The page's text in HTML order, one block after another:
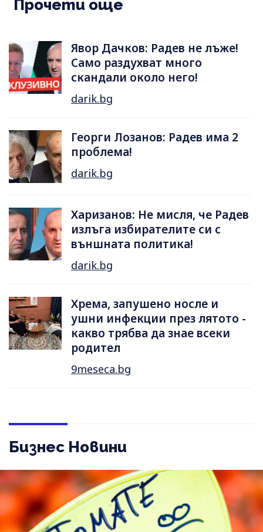
Прочети още
Явор Дачков: Радев не лъже!
Само раздухват много
скандали около него!
darik.bg
Георги Лозанов: Радев има 2
проблема!
darik.bg
Харизанов: Не мисля, че Радев
излъга избирателите си с
външната политика!
darik.bg
Хрема, запушено носле и
ушни инфекции през лятотo -
какво трябва да знае всеки
родител
9meseca.bg
Бизнес Новини